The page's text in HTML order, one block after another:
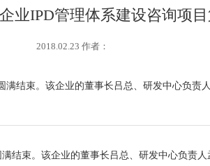
业IPD管理体系建设咨询项
2018.02.23 作者：
结束。该企业的董事长吕总、研发中心负责
结束。该企业的董事长吕总、研发中心负责